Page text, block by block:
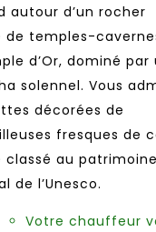
autour d’un rocher
de temples-
d’Or, dominé par
solennel. Vous
décorées de
fresques de
classé au patrimoine
de l’Unesco.
Votre chauffeur